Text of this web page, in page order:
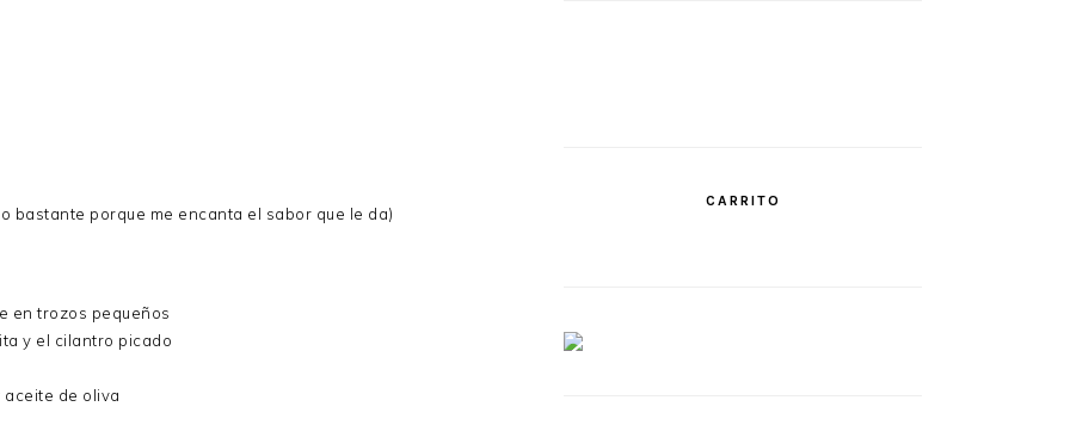
bastante porque me encanta el sabor que le da)
en trozos pequeños
y el cilantro picado
aceite de oliva
CARRITO